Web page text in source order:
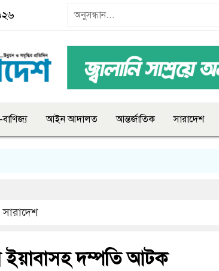
আইন আদালত আন্তর্জাতিক সারাদেশ
সারাদেশ
ইয়াবাসহ দম্পতি আটক